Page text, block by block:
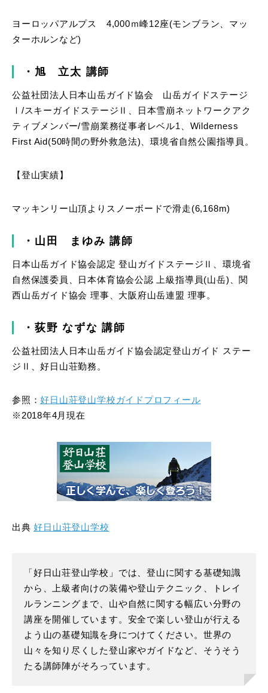
ヨーロッパアルプス 4,000ｍ峰12座(モンブラン、マッ
ターホルンなど)
・旭 立太 講師
公益社団法人日本山岳ガイド協会 山岳ガイドステージ
Ⅰ/スキーガイドステージⅡ、日本雪崩ネットワークアク
ティブメンバー/雪崩業務従事者レベル1、Wilderness
First Aid(50時間の野外救急法)、環境省自然公園指導員。
【登山実績】
マッキンリー山頂よりスノーボードで滑走(6,168m)
・山田 まゆみ講師
日本山岳ガイド協会認定 登山ガイドステージⅡ、環境省
自然保護委員、日本体育協会公認 上級指導員(山岳)、関
西山岳ガイド協会 理事、大阪府山岳連盟 理事。
・荻野なずな講師
公益社団法人日本山岳ガイド協会認定登山ガイド ステー
ジⅡ、好日山荘勤務。
参照：好日山荘登山学校ガイドプロフィール
※2018年4月現在
出典好日山荘登山学校
「好日山荘登山学校」では、登山に関する基礎知識
から、上級者向けの装備や登山テクニック、トレイ
ルランニングまで、山や自然に関する幅広い分野の
講座を開催しています。安全で楽しい登山が行える
よう山の基礎知識を身につけてください。世界の
山々を知り尽くした登山家やガイドなど、そうそう
たる講師陣がそろっています。